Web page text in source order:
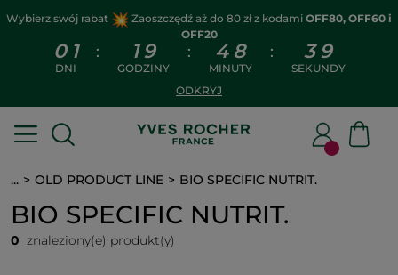
Wybierz swój rabat Zaoszczędź aż do 80 zł z kodami OFF80, OFF60 i
OFF20
0 1
DNI
: 1 9
GODZINY
: 4 8
MINUTY
: 3 9
SEKUNDY
ODKRYJ
... OLD PRODUCT LINE BIO SPECIFIC NUTRIT.
BIO SPECIFIC NUTRIT.
0 znaleziony(e) produkt(y)